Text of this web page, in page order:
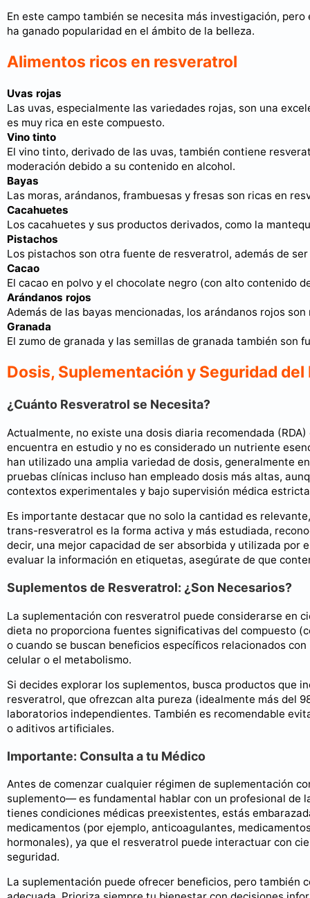
En este campo también se necesita más investigación,
ha ganado popularidad en el ámbito de la belleza.
Alimentos ricos en resveratrol
Uvas rojas
Las uvas, especialmente las variedades rojas, son una
es muy rica en este compuesto.
Vino tinto
El vino tinto, derivado de las uvas, también contiene
moderación debido a su contenido en alcohol.
Bayas
Las moras, arándanos, frambuesas y fresas son ricas en
Cacahuetes
Los cacahuetes y sus productos derivados, como la
Pistachos
Los pistachos son otra fuente de resveratrol, además de
Cacao
El cacao en polvo y el chocolate negro (con alto contenido
Arándanos rojos
Además de las bayas mencionadas, los arándanos rojos
Granada
El zumo de granada y las semillas de granada también son
Dosis, Suplementación y Seguridad
¿Cuánto Resveratrol se Necesita?
Actualmente, no existe una dosis diaria recomendada
encuentra en estudio y no es considerado un nutriente
han utilizado una amplia variedad de dosis, generalmente
pruebas clínicas incluso han empleado dosis más altas,
contextos experimentales y bajo supervisión médica
Es importante destacar que no solo la cantidad es
trans-resveratrol es la forma activa y más estudiada,
decir, una mejor capacidad de ser absorbida y utilizada por
evaluar la información en etiquetas, asegúrate de que
Suplementos de Resveratrol: ¿Son Necesarios?
La suplementación con resveratrol puede considerarse en
dieta no proporciona fuentes significativas del compuesto
o cuando se buscan beneficios específicos relacionados
celular o el metabolismo.
Si decides explorar los suplementos, busca productos que
resveratrol, que ofrezcan alta pureza (idealmente más del
laboratorios independientes. También es recomendable
o aditivos artificiales.
Importante: Consulta a tu Médico
Antes de comenzar cualquier régimen de suplementación
suplemento— es fundamental hablar con un profesional de
tienes condiciones médicas preexistentes, estás
medicamentos (por ejemplo, anticoagulantes,
hormonales), ya que el resveratrol puede interactuar con
seguridad.
La suplementación puede ofrecer beneficios, pero también